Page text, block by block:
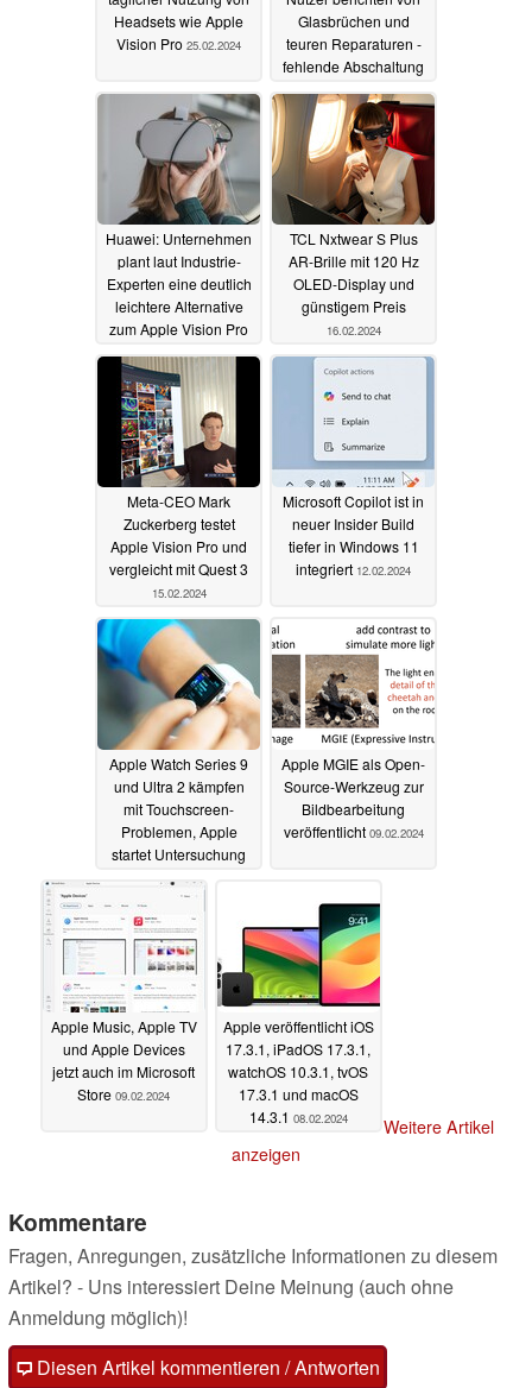
Headsets wie Apple
Vision Pro 25.02.2024
Glasbrüchen und
teuren Reparaturen -
fehlende Abschaltung
könnte Problem sein
24.02.2024
Huawei: Unternehmen
plant laut Industrie-
Experten eine deutlich
leichtere Alternative
zum Apple Vision Pro
19.02.2024
TCL Nxtwear S Plus
AR-Brille mit 120 Hz
OLED-Display und
günstigem Preis
16.02.2024
Meta-CEO Mark
Zuckerberg testet
Apple Vision Pro und
vergleicht mit Quest 3
15.02.2024
Microsoft Copilot ist in
neuer Insider Build
tiefer in Windows 11
integriert 12.02.2024
Apple Watch Series 9
und Ultra 2 kämpfen
mit Touchscreen-
Problemen, Apple
startet Untersuchung
12.02.2024
Apple MGIE als Open-
Source-Werkzeug zur
Bildbearbeitung
veröffentlicht 09.02.2024
Apple Music, Apple TV
und Apple Devices
jetzt auch im Microsoft
Store 09.02.2024
Apple veröffentlicht iOS
17.3.1, iPadOS 17.3.1,
watchOS 10.3.1, tvOS
17.3.1 und macOS
14.3.1 08.02.2024
Weitere Artikel
anzeigen
Kommentare
Fragen, Anregungen, zusätzliche Informationen zu diesem
Artikel? - Uns interessiert Deine Meinung (auch ohne
Anmeldung möglich)!
Diesen Artikel kommentieren / Antworten